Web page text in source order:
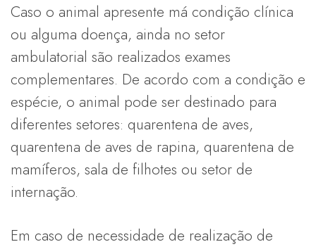
Caso o animal apresente má condição clínica
ou alguma doença, ainda no setor
ambulatorial são realizados exames
complementares. De acordo com a condição e
espécie, o animal pode ser destinado para
diferentes setores: quarentena de aves,
quarentena de aves de rapina, quarentena de
mamíferos, sala de filhotes ou setor de
internação.
Em caso de necessidade de realização de